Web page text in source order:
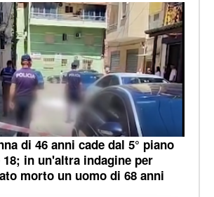
di 46 anni cade dal 5° piano
in un'altra indagine per
morto un uomo di 68 anni